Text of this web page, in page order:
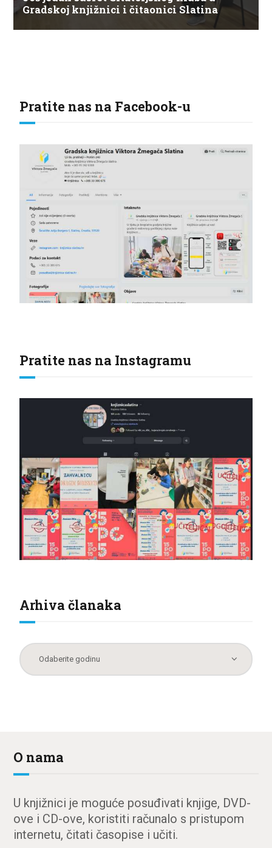
Gradskoj knjižnici i čitaonici Slatina
Pratite nas na Facebook-u
Pratite nas na Instagramu
Arhiva članaka
O nama
U knjižnici je moguće posuđivati knjige, DVD-
ove i CD-ove, koristiti računalo s pristupom
internetu, čitati časopise i učiti.